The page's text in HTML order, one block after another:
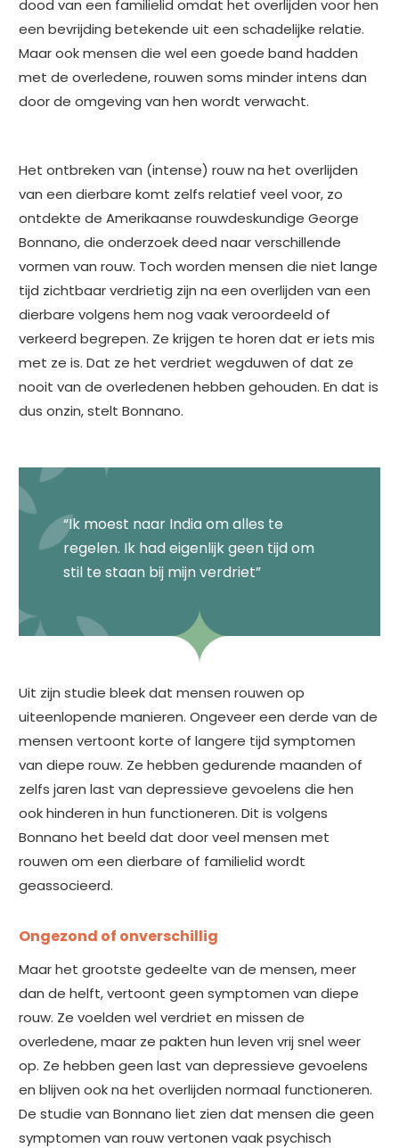
dood van een familielid omdat het overlijden voor hen
een bevrijding betekende uit een schadelijke relatie.
Maar ook mensen die wel een goede band hadden
met de overledene, rouwen soms minder intens dan
door de omgeving van hen wordt verwacht.
Het ontbreken van (intense) rouw na het overlijden
van een dierbare komt zelfs relatief veel voor, zo
ontdekte de Amerikaanse rouwdeskundige George
Bonnano, die onderzoek deed naar verschillende
vormen van rouw. Toch worden mensen die niet lange
tijd zichtbaar verdrietig zijn na een overlijden van een
dierbare volgens hem nog vaak veroordeeld of
verkeerd begrepen. Ze krijgen te horen dat er iets mis
met ze is. Dat ze het verdriet wegduwen of dat ze
nooit van de overledenen hebben gehouden. En dat is
dus onzin, stelt Bonnano.
“Ik moest naar India om alles te
regelen. Ik had eigenlijk geen tijd om
stil te staan bij mijn verdriet”
Uit zijn studie bleek dat mensen rouwen op
uiteenlopende manieren. Ongeveer een derde van de
mensen vertoont korte of langere tijd symptomen
van diepe rouw. Ze hebben gedurende maanden of
zelfs jaren last van depressieve gevoelens die hen
ook hinderen in hun functioneren. Dit is volgens
Bonnano het beeld dat door veel mensen met
rouwen om een dierbare of familielid wordt
geassocieerd.
Ongezond of onverschillig
Maar het grootste gedeelte van de mensen, meer
dan de helft, vertoont geen symptomen van diepe
rouw. Ze voelden wel verdriet en missen de
overledene, maar ze pakten hun leven vrij snel weer
op. Ze hebben geen last van depressieve gevoelens
en blijven ook na het overlijden normaal functioneren.
De studie van Bonnano liet zien dat mensen die geen
symptomen van rouw vertonen vaak psychisch